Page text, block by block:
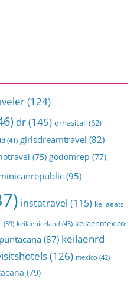
(124)
dr(145) drhasitall(62)
(41) girlsdreamtravel (82)
(75) godomrep (77)
(95)
instatravel (115) keilaeats
(39) keilaeniceland (43) keilaenmexico
(87) keilaenrd
(126) mexico (42)
(79)